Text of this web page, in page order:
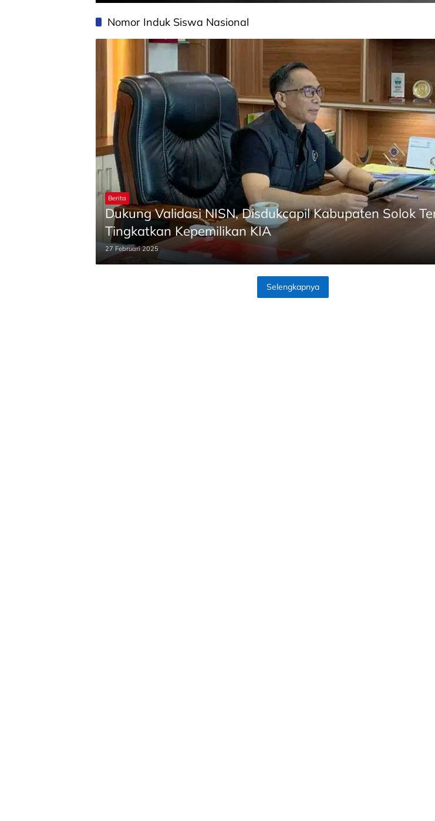
Nomor Induk Siswa Nasional
Berita
Dukung Validasi NISN, Disdukcapil Kabupaten Solok
Tingkatkan Kepemilikan KIA
27 Februari 2025
Selengkapnya